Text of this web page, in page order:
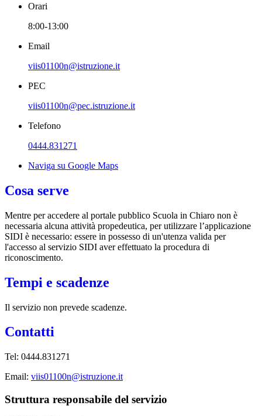
Orari
8:00-13:00
Email
viis01100n@istruzione.it
PEC
viis01100n@pec.istruzione.it
Telefono
0444.831271
Naviga su Google Maps
Cosa serve
Mentre per accedere al portale pubblico Scuola in Chiaro non è
necessaria alcuna attività propedeutica, per utilizzare l’applicazione
SIDI è necessario: essere in possesso di un'utenza valida per
l'accesso al servizio SIDI aver effettuato la procedura di
riconoscimento.
Tempi e scadenze
Il servizio non prevede scadenze.
Contatti
Tel: 0444.831271
Email: viis01100n@istruzione.it
Struttura responsabile del servizio